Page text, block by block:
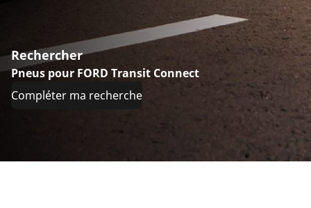
Rechercher
Pneus pour FORD Transit Connect
Compléter ma recherche